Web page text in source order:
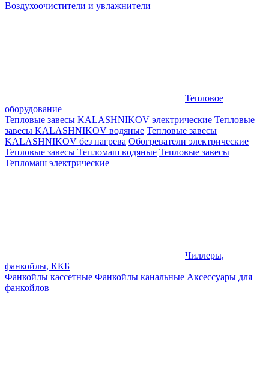
Воздухоочистители и увлажнители
Тепловое
оборудование
Тепловые завесы KALASHNIKOV электрические Тепловые
завесы KALASHNIKOV водяные Тепловые завесы
KALASHNIKOV без нагрева Обогреватели электрические
Тепловые завесы Тепломаш водяные Тепловые завесы
Тепломаш электрические
Чиллеры,
фанкойлы, ККБ
Фанкойлы кассетные Фанкойлы канальные Аксессуары для
фанкойлов